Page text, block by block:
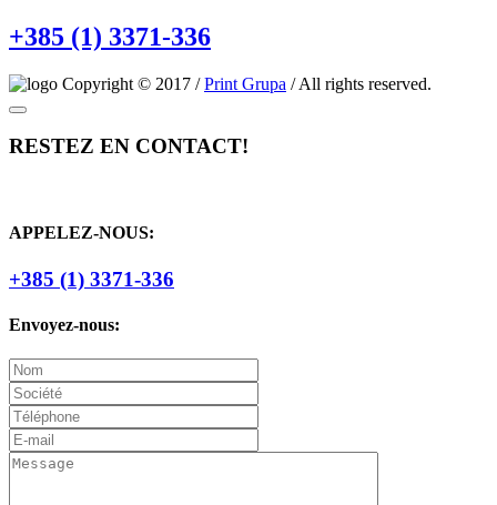
+385 (1) 3371-336
Copyright © 2017 /Print Grupa / All rights reserved.
RESTEZ EN CONTACT!
APPELEZ-NOUS:
+385 (1) 3371-336
Envoyez-nous: